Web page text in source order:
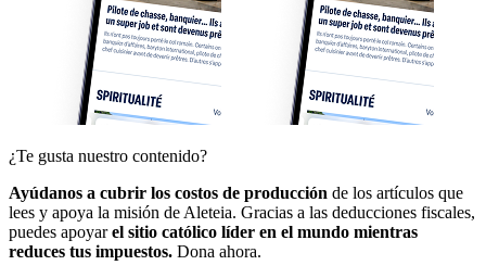
¿Te gusta nuestro contenido?
Ayúdanos a cubrir los costos de producción de los artículos que
lees y apoya la misión de Aleteia. Gracias a las deducciones fiscales,
puedes apoyarel sitio católico líder en el mundo mientras
reduces tus impuestos. Dona ahora.